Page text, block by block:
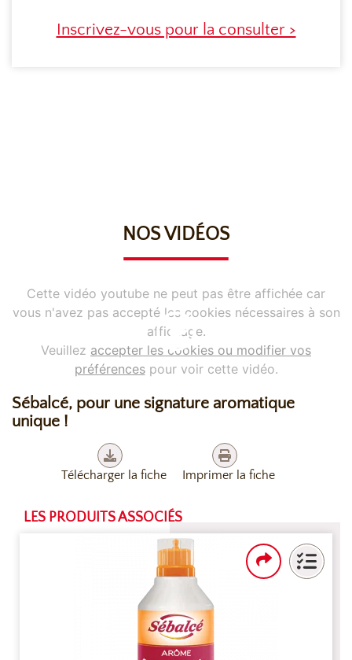
Inscrivez-vous pour la consulter >
NOS VIDÉOS
Cette vidéo youtube ne peut pas être affichée car
vous n'avez pas accepté les cookies nécessaires à son
affichage.
Veuillez accepter les cookies ou modifier vos
préférencespour voir cette vidéo.
Sébalcé, pour une signature aromatique
unique !
Télécharger la fiche Imprimer la fiche
LES PRODUITS ASSOCIÉS